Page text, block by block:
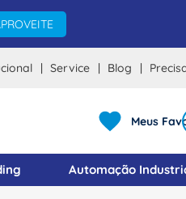
Service Blog
Meus
Automação